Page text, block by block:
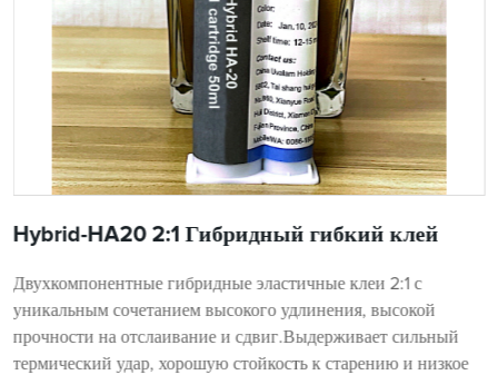
Hybrid-HA20 2:1 Гибридный гибкий клей
Двухкомпонентные гибридные эластичные клеи 2:1 с
уникальным сочетанием высокого удлинения, высокой
прочности на отслаивание и сдвиг.Выдерживает сильный
термический удар, хорошую стойкость к старению и низкое